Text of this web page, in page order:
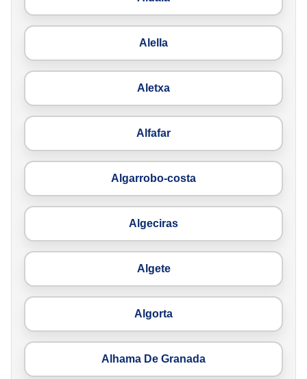
Alella
Aletxa
Alfafar
Algarrobo-costa
Algeciras
Algete
Algorta
Alhama De Granada